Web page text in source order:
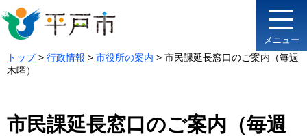
メニュー
トップ> 行政情報 > 市役所の案内 > 市民課延長窓口のご案内（毎週
木曜）
市民課延長窓口のご案内（毎週